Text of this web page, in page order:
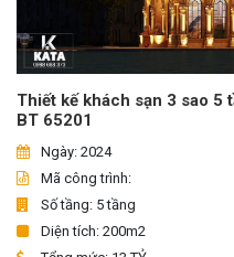
Thiết kế khách sạn 3 sao 5
BT 65201
Ngày: 2024
Mã công trình:
Số tầng: 5 tầng
Diện tích: 200m2